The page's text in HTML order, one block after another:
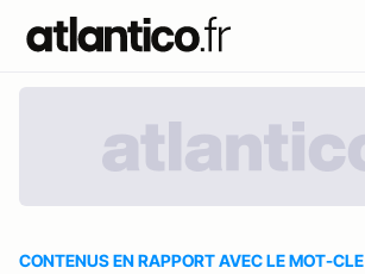
CONTENUS EN RAPPORT AVEC LE MOT-CLE